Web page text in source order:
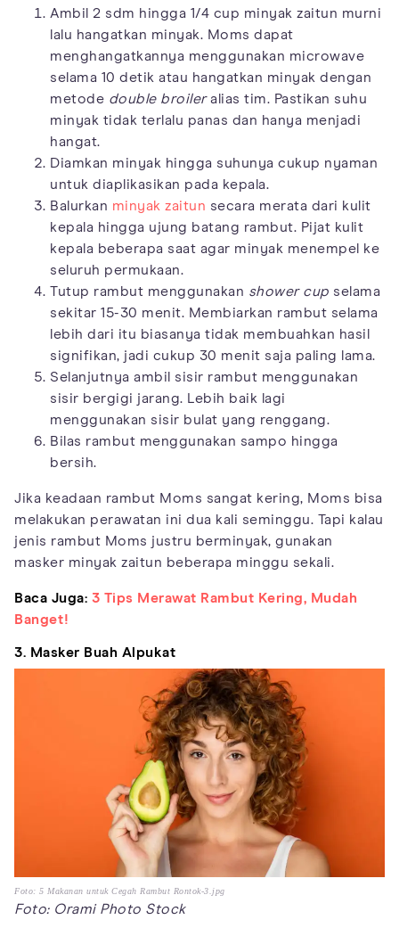
Ambil 2 sdm hingga 1/4 cup minyak zaitun murni
lalu hangatkan minyak. Moms dapat
menghangatkannya menggunakan microwave
selama 10 detik atau hangatkan minyak dengan
metode double broileralias tim. Pastikan suhu
minyak tidak terlalu panas dan hanya menjadi
hangat.
Diamkan minyak hingga suhunya cukup nyaman
untuk diaplikasikan pada kepala.
Balurkan minyak zaitun secara merata dari kulit
kepala hingga ujung batang rambut. Pijat kulit
kepala beberapa saat agar minyak menempel ke
seluruh permukaan.
Tutup rambut menggunakan shower cup selama
sekitar 15-30 menit. Membiarkan rambut selama
lebih dari itu biasanya tidak membuahkan hasil
signifikan, jadi cukup 30 menit saja paling lama.
Selanjutnya ambil sisir rambut menggunakan
sisir bergigi jarang. Lebih baik lagi
menggunakan sisir bulat yang renggang.
Bilas rambut menggunakan sampo hingga
bersih.
Jika keadaan rambut Moms sangat kering, Moms bisa
melakukan perawatan ini dua kali seminggu. Tapi kalau
jenis rambut Moms justru berminyak, gunakan
masker minyak zaitun beberapa minggu sekali.
Baca Juga: 3 Tips Merawat Rambut Kering, Mudah
Banget!
3. Masker Buah Alpukat
Foto: 5 Makanan untuk Cegah Rambut Rontok-3.jpg
Foto: Orami Photo Stock